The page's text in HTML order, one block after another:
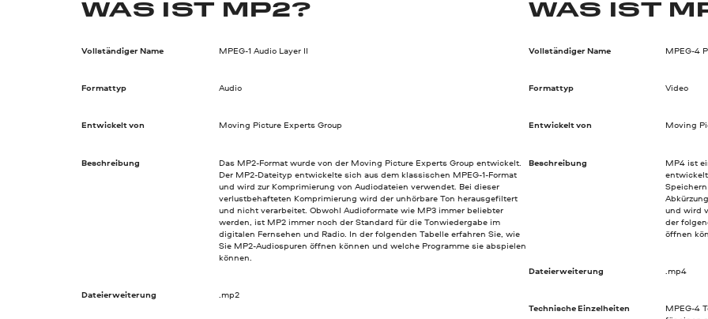
WAS IST MP2?
Vollständiger Name MPEG-1 Audio Layer II
Formattyp Audio
Entwickelt von Moving Picture Experts Group
Beschreibung
Das MP2-Format wurde von der Moving Picture Experts Group entwickelt.
Der MP2-Dateityp entwickelte sich aus dem klassischen MPEG-1-Format
und wird zur Komprimierung von Audiodateien verwendet. Bei dieser
verlustbehafteten Komprimierung wird der unhörbare Ton herausgefiltert
und nicht verarbeitet. Obwohl Audioformate wie MP3 immer beliebter
werden, ist MP2 immer noch der Standard für die Tonwiedergabe im
digitalen Fernsehen und Radio. In der folgenden Tabelle erfahren Sie, wie
Sie MP2-Audiospuren öffnen können und welche Programme sie abspielen
können.
Dateierweiterung .mp2
WAS IST
Vollständiger Name MPEG-4
Formattyp Video
Entwickelt von Moving
Beschreibung
MP4 ist
und wird
der
öffnen
Dateierweiterung .mp4
Technische Einzelheiten
MPEG-4